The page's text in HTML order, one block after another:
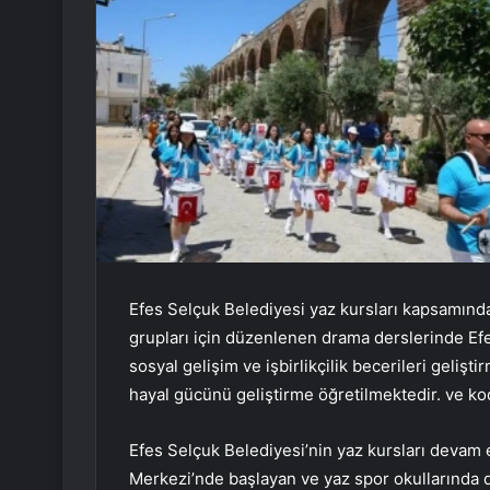
Efes Selçuk Belediyesi yaz kursları
grupları için düzenlenen drama derslerinde
sosyal gelişim ve işbirlikçilik becerileri
hayal gücünü geliştirme öğretilmektedir. ve
Efes Selçuk Belediyesi’nin yaz kursları
Merkezi’nde başlayan ve yaz spor